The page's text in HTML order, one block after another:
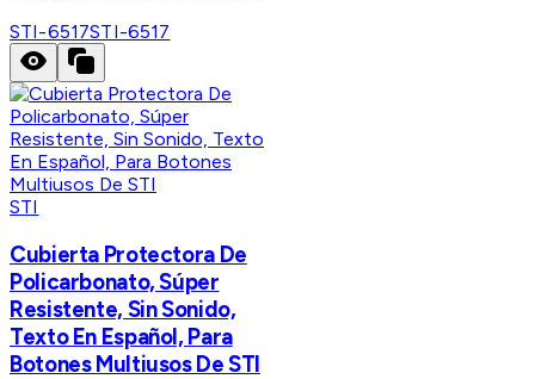
STI-6517STI-6517
STI
Cubierta Protectora De
Policarbonato, Súper
Resistente, Sin Sonido,
Texto En Español, Para
Botones Multiusos De STI